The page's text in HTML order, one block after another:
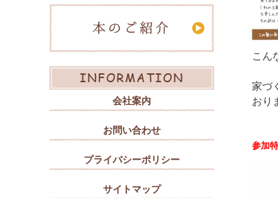
こん
家づ
おり
参加
会社案内
お問い合わせ
プライバシーポリシー
サイトマップ